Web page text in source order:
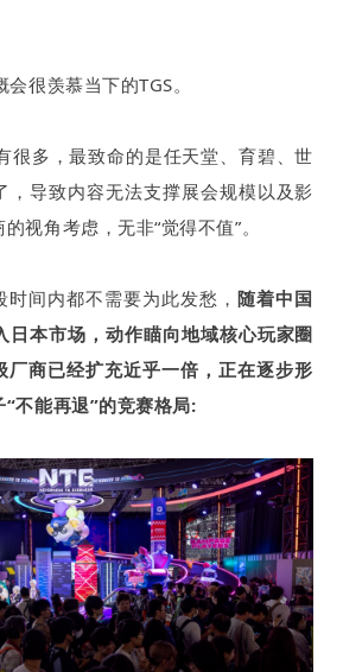
会很羡慕当下的TGS。
很多，最致命的是任天堂、育碧、世
，导致内容无法支撑展会规模以及影
视角考虑，无非“觉得不值”。
时间内都不需要为此发愁，随着中国
日本市场，动作瞄向地域核心玩家圈
厂商已经扩充近乎一倍，正在逐步形
不能再退”的竞赛格局: